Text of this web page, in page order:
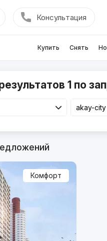
Консультация
Купить Снять
1 по
Комфорт